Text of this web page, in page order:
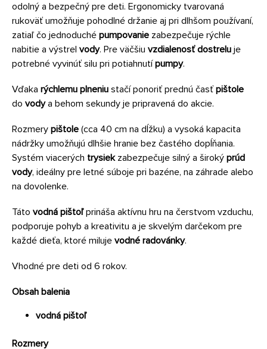
odolný a bezpečný pre deti. Ergonomicky tvarovaná
rukoväť umožňuje pohodlné držanie aj pri dlhšom používaní,
zatiaľ čo jednoduché pumpovanie zabezpečuje rýchle
nabitie a výstrel vody. Pre väčšiu vzdialenosť dostrelu je
potrebné vyvinúť silu pri potiahnutípumpy.
Vďaka rýchlemu plneniu stačí ponoriť prednú časť pištole
do vodya behom sekundy je pripravená do akcie.
Rozmery pištole (cca 40 cm na dĺžku) a vysoká kapacita
nádržky umožňujú dlhšie hranie bez častého dopĺňania.
Systém viacerých trysiekzabezpečuje silný a široký prúd
vody, ideálny pre letné súboje pri bazéne, na záhrade alebo
na dovolenke.
Táto vodná pištoľprináša aktívnu hru na čerstvom vzduchu,
podporuje pohyb a kreativitu a je skvelým darčekom pre
každé dieťa, ktoré miluje vodné radovánky.
Vhodné pre deti od 6 rokov.
Obsah balenia
vodná pištoľ
Rozmery